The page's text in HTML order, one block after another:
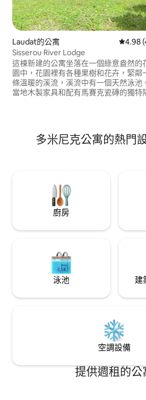
Laudat的公寓 從 42
4.98
Sisserou River Lodge
這棟新建的公寓坐落在一個綠意盎然的
園中，花園裡有各種果樹和花卉，緊鄰
條溫暖的溪流，溪流中有一個天然泳池
當地木製家具和配有馬賽克瓷磚的獨特
Middleham Falls都在附近。 我們也提
種額外服務，例如：汽車接送等。
多米尼克公寓的熱門
廚房
泳池 建
空調設備
提供週租的公